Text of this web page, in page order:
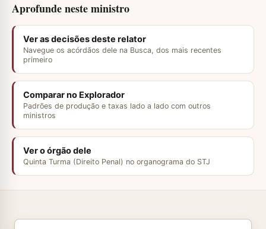
Aprofunde neste ministro
Ver as decisões deste relator
Navegue os acórdãos dele na Busca, dos mais recentes
primeiro
Comparar no Explorador
Padrões de produção e taxas lado a lado com outros
ministros
Ver o órgão dele
Quinta Turma (Direito Penal) no organograma do STJ